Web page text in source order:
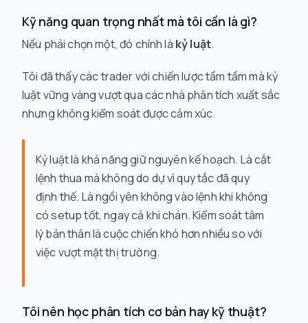
Kỹ năng quan trọng nhất mà tôi cần là gì?
Nếu phải chọn một, đó chính là kỷ luật.
Tôi đã thấy các trader với chiến lược tầm tầm mà kỷ
luật vững vàng vượt qua các nhà phân tích xuất sắc
nhưng không kiểm soát được cảm xúc.
Kỷ luật là khả năng giữ nguyên kế hoạch. Là cắt
lệnh thua mà không do dự vì quy tắc đã quy
định thế. Là ngồi yên không vào lệnh khi không
có setup tốt, ngay cả khi chán. Kiểm soát tâm
lý bản thân là cuộc chiến khó hơn nhiều so với
việc vượt mặt thị trường.
Tôi nên học phân tích cơ bản hay kỹ thuật?